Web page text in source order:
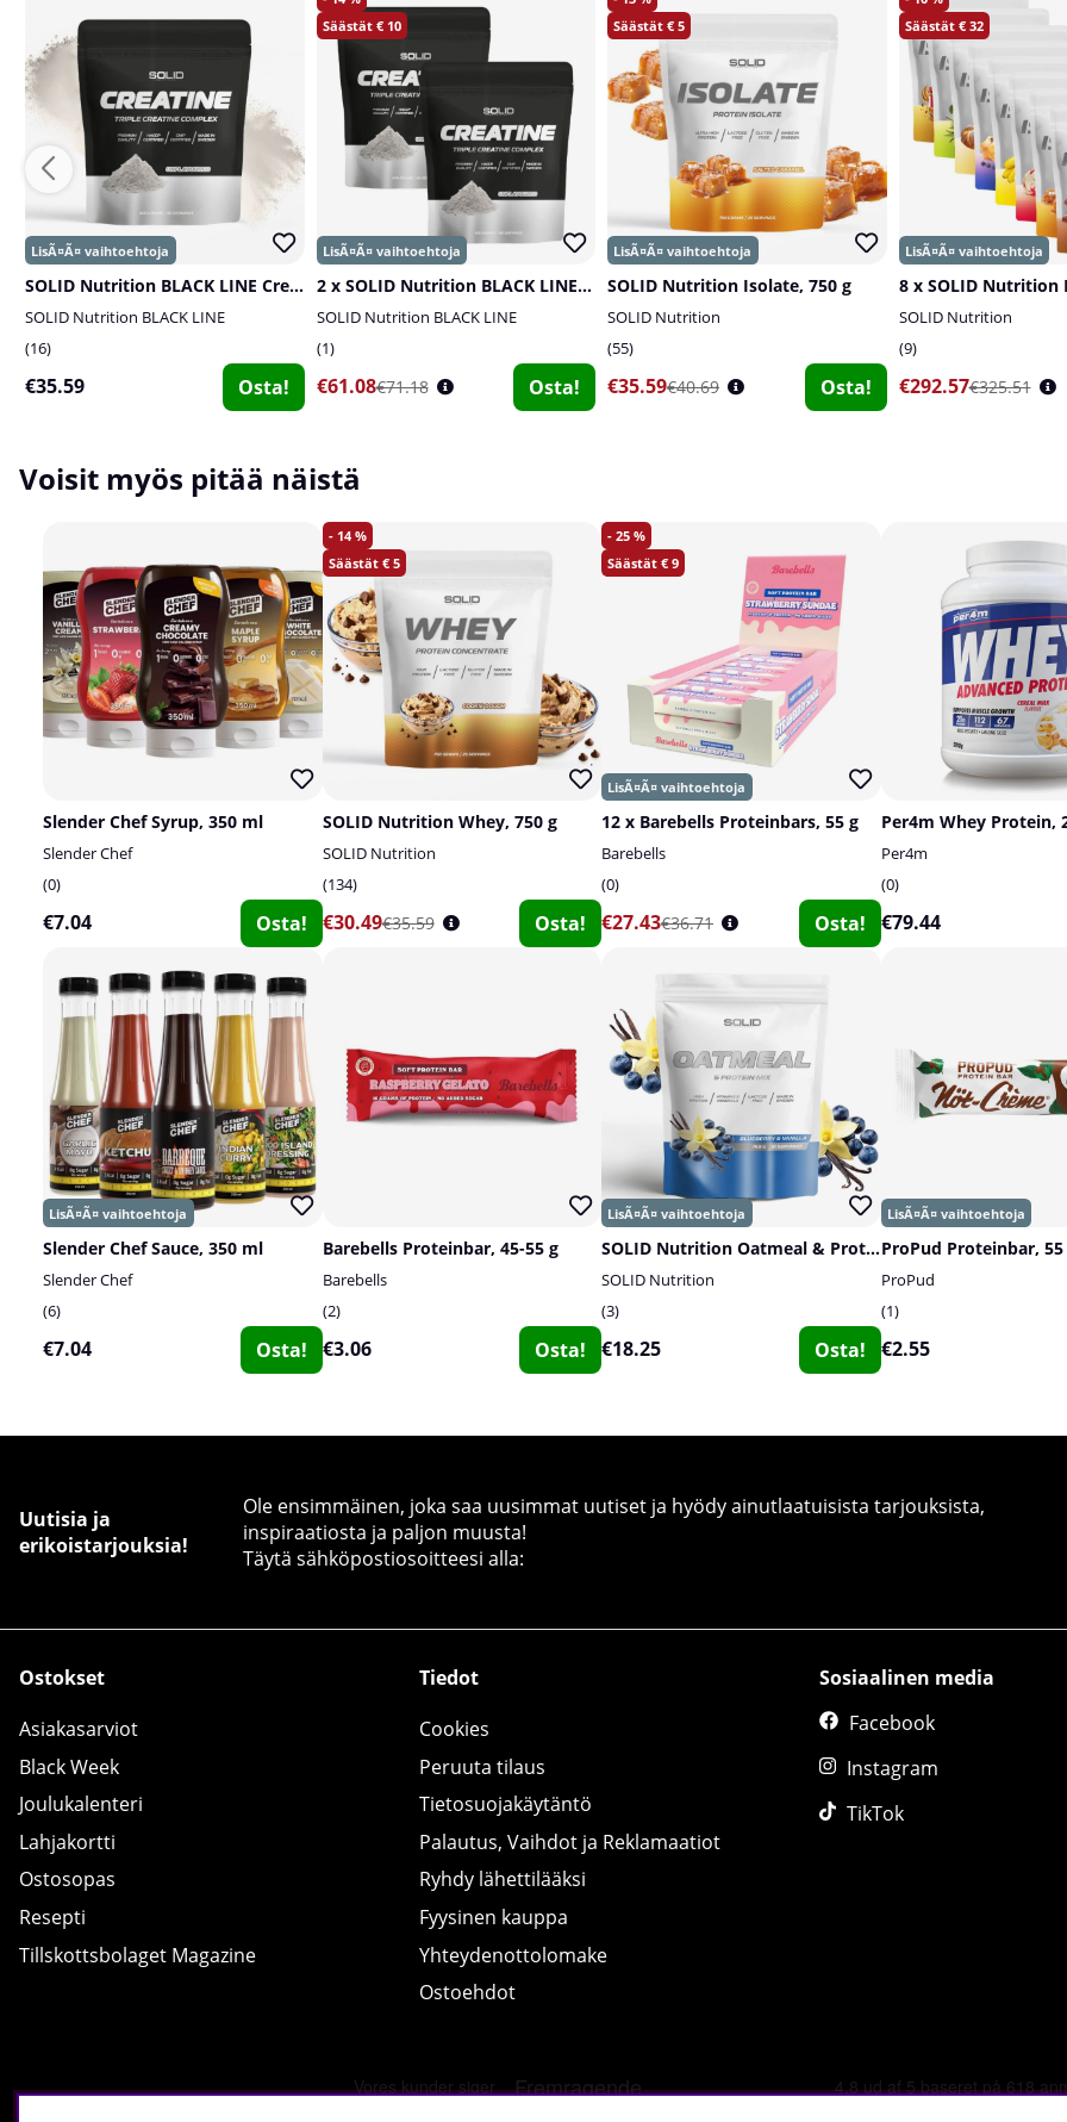
SOLID Nutrition BLACK LINE Creatine, 400 g
SOLID Nutrition BLACK LINE
16
€35.59 Osta!
10
2 x SOLID Nutrition BLACK LINE Creatine, 400 g
SOLID Nutrition BLACK LINE
1
€61.08€71.18 Osta!
5
SOLID Nutrition Isolate, 750 g
SOLID Nutrition
55
€35.59€40.69 Osta!
32
8 x SOLID Nutrition
SOLID Nutrition
9
€292.57€325.51
Voisit myös pitää näistä
Slender Chef Syrup, 350 ml
Slender Chef
0
€7.04 Osta!
14
5
SOLID Nutrition Whey, 750 g
SOLID Nutrition
134
€30.49€35.59 Osta!
25
9
12 x Barebells Proteinbars, 55 g
Barebells
0
€27.43€36.71 Osta!
Per4m Whey Protein,
Per4m
0
€79.44
Slender Chef Sauce, 350 ml
Slender Chef
6
€7.04 Osta!
Barebells Proteinbar, 45-55 g
Barebells
2
€3.06 Osta!
SOLID Nutrition Oatmeal & Protein Mix, 750 g
SOLID Nutrition
3
€18.25 Osta!
ProPud Proteinbar, 55
ProPud
1
€2.55
Uutisia ja
erikoistarjouksia!
Ole ensimmäinen, joka saa uusimmat uutiset ja hyödy ainutlaatuisista tarjouksista,
inspiraatiosta ja paljon muusta!
Täytä sähköpostiosoitteesi alla:
Ostokset
Asiakasarviot
Black Week
Joulukalenteri
Lahjakortti
Ostosopas
Resepti
Tillskottsbolaget Magazine
Tiedot
Cookies
Peruuta tilaus
Tietosuojakäytäntö
Palautus, Vaihdot ja Reklamaatiot
Ryhdy lähettilääksi
Fyysinen kauppa
Yhteydenottolomake
Ostoehdot
Sosiaalinen media
Facebook
Instagram
TikTok